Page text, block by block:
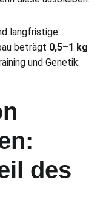
langfristige
beträgt 0,5–1 kg
und Genetik.
des